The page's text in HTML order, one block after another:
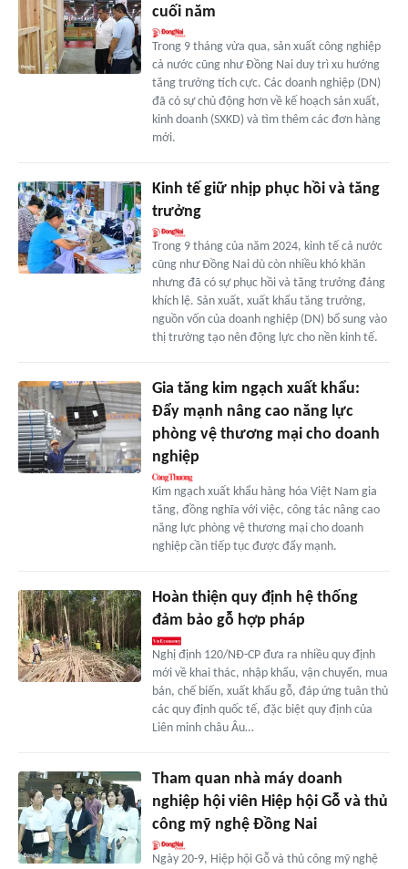
cuối năm
Trong 9 tháng vừa qua, sản xuất công nghiệp
cả nước cũng như Đồng Nai duy trì xu hướng
tăng trưởng tích cực. Các doanh nghiệp (DN)
đã có sự chủ động hơn về kế hoạch sản xuất,
kinh doanh (SXKD) và tìm thêm các đơn hàng
mới.
Kinh tế giữ nhịp phục hồi và tăng
trưởng
Trong 9 tháng của năm 2024, kinh tế cả nước
cũng như Đồng Nai dù còn nhiều khó khăn
nhưng đã có sự phục hồi và tăng trưởng đáng
khích lệ. Sản xuất, xuất khẩu tăng trưởng,
nguồn vốn của doanh nghiệp (DN) bổ sung vào
thị trường tạo nên động lực cho nền kinh tế.
Gia tăng kim ngạch xuất khẩu:
Đẩy mạnh nâng cao năng lực
phòng vệ thương mại cho doanh
nghiệp
Kim ngạch xuất khẩu hàng hóa Việt Nam gia
tăng, đồng nghĩa với việc, công tác nâng cao
năng lực phòng vệ thương mại cho doanh
nghiệp cần tiếp tục được đẩy mạnh.
Hoàn thiện quy định hệ thống
đảm bảo gỗ hợp pháp
Nghị định 120/NĐ-CP đưa ra nhiều quy định
mới về khai thác, nhập khẩu, vận chuyển, mua
bán, chế biến, xuất khẩu gỗ, đáp ứng tuân thủ
các quy định quốc tế, đặc biệt quy định của
Liên minh châu Âu…
Tham quan nhà máy doanh
nghiệp hội viên Hiệp hội Gỗ và thủ
công mỹ nghệ Đồng Nai
Ngày 20-9, Hiệp hội Gỗ và thủ công mỹ nghệ